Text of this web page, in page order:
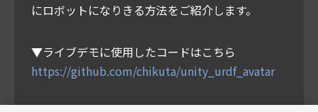
にロボットになりきる方法をご紹介します。
▼ライブデモに使用したコードはこちら
https://github.com/chikuta/unity_urdf_avatar